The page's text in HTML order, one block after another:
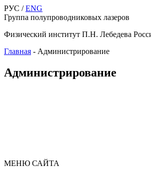
РУС /ENG
Группа полупроводниковых лазеров
Физический институт П.Н. Лебедева
Главная - Администрирование
Администрирование
МЕНЮ САЙТА